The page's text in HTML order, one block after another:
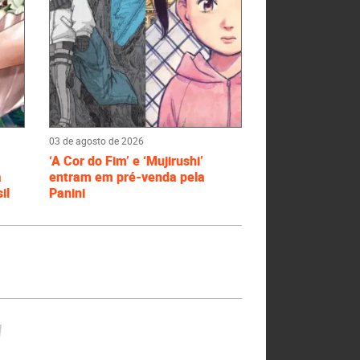
03 de agosto de 2026
‘A Cor do Fim’ e ‘Mujirushi’
entram em pré-venda pela
Panini